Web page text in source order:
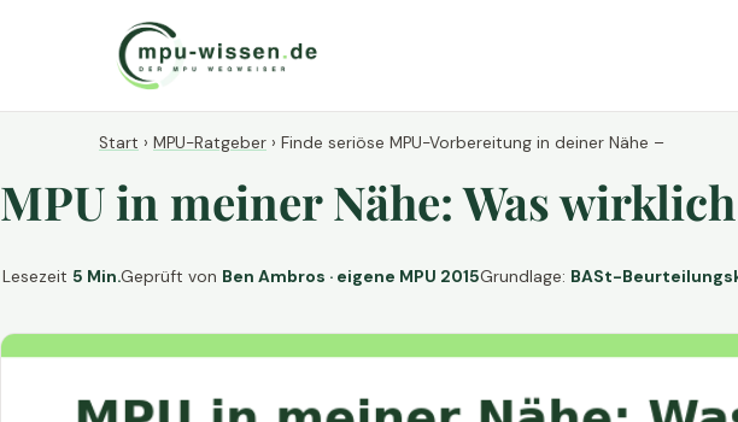
Start › MPU-Ratgeber › Finde seriöse MPU-Vorbereitung in deiner Nähe –
MPU in meiner Nähe: Was
Lesezeit 5 Min.Geprüft von Ben Ambros · eigene MPU 2015Grundlage: BASt-